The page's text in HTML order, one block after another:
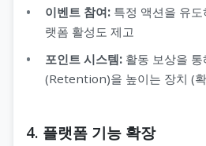
이벤트 참여: 특정 액션을 유
랫폼 활성도 제고
포인트 시스템: 활동 보상을
(Retention)을 높이는 장치 (
4. 플랫폼 기능 확장